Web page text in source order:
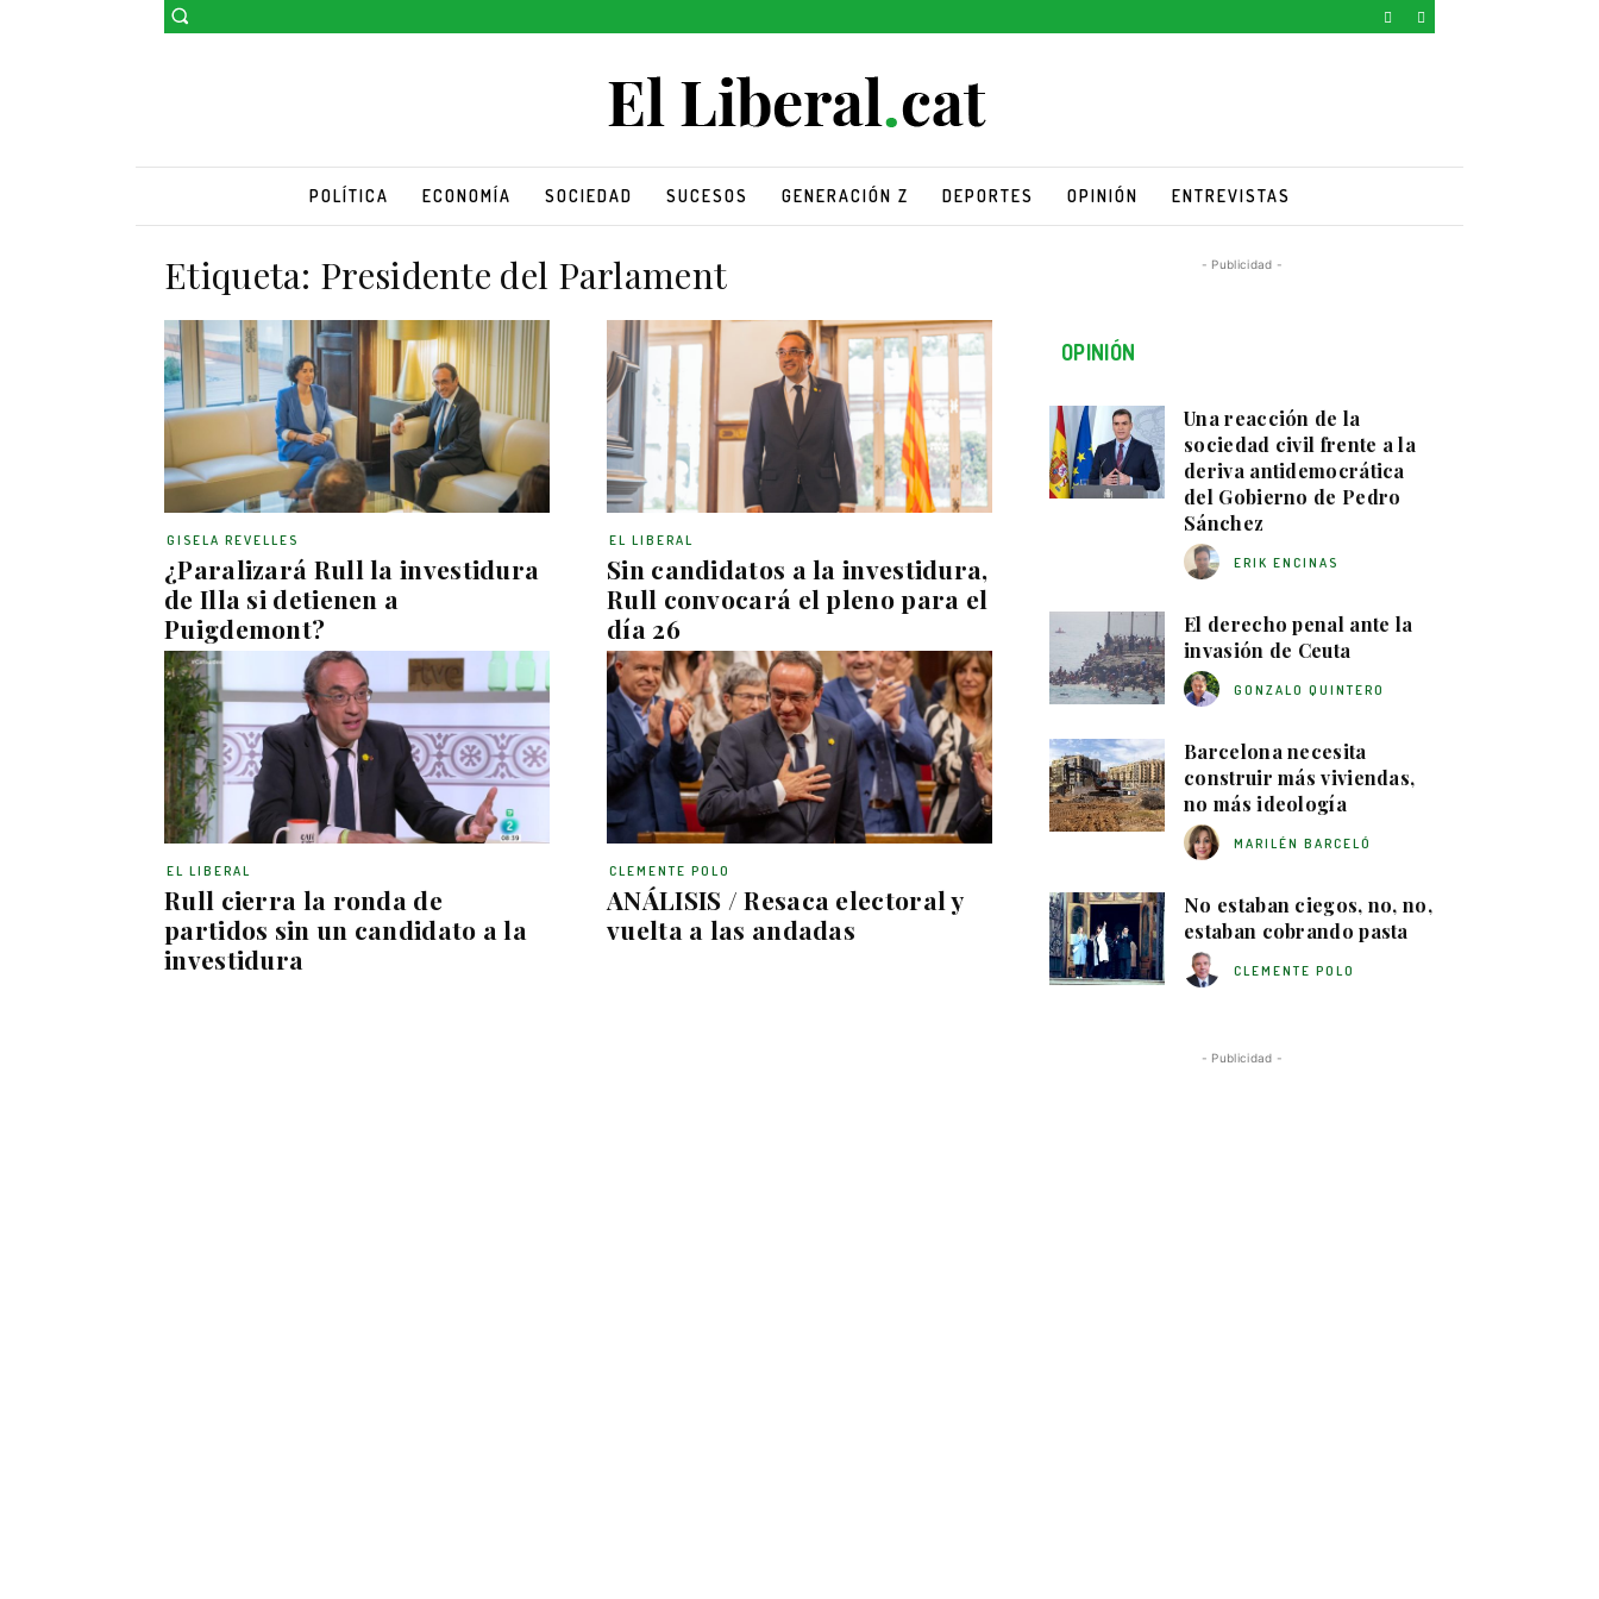
POLÍTICA ECONOMÍA SOCIEDAD SUCESOS GENERACIÓN Z DEPORTES OPINIÓN ENTREVISTAS
Etiqueta: Presidente del Parlament
¿Paralizará Rull la investidura
de Illa si detienen a
Puigdemont?
GISELA REVELLES
Sin candidatos a la investidura,
Rull convocará el pleno para el
día 26
EL LIBERAL
Rull cierra la ronda de
partidos sin un candidato a la
investidura
EL LIBERAL
ANÁLISIS / Resaca electoral y
vuelta a las andadas
CLEMENTE POLO
- Publicidad -
OPINIÓN
Una reacción de la
sociedad civil frente a la
deriva antidemocrática
del Gobierno de Pedro
Sánchez
ERIK ENCINAS
El derecho penal ante la
invasión de Ceuta
GONZALO QUINTERO
Barcelona necesita
construir más viviendas,
no más ideología
MARILÉN BARCELÓ
No estaban ciegos, no, no,
estaban cobrando pasta
CLEMENTE POLO
- Publicidad -